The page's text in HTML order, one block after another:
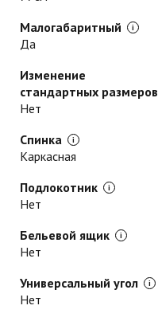
Малогабаритный
Да
Изменение
стандартных размеров
Нет
Спинка
Каркасная
Подлокотник
Нет
Бельевой ящик
Нет
Универсальный угол
Нет